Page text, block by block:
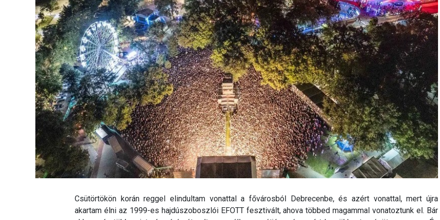
Csütörtökön korán reggel elindultam vonattal a fővárosból Debrecenbe, és azért vonattal, mert újra
akartam élni az 1999-es hajdúszoboszlói EFOTT fesztivált, ahova többed magammal vonatoztunk el. Bár